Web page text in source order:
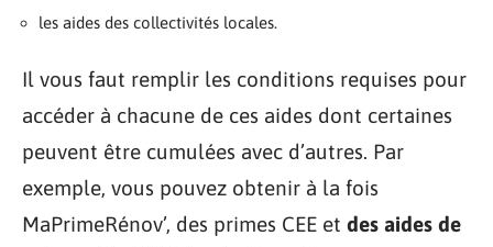
les aides des collectivités locales.
Il vous faut remplir les conditions requises pour
accéder à chacune de ces aides dont certaines
peuvent être cumulées avec d’autres. Par
exemple, vous pouvez obtenir à la fois
MaPrimeRénov’, des primes CEE et des aides de